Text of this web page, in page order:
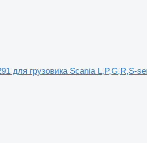
для грузовика Scania L,P,G,R,S-